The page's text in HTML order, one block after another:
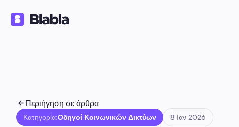
Περιήγηση σε άρθρα
Κατηγορία:Οδηγοί Κοινωνικών Δικτύων 8 Ιαν 2026